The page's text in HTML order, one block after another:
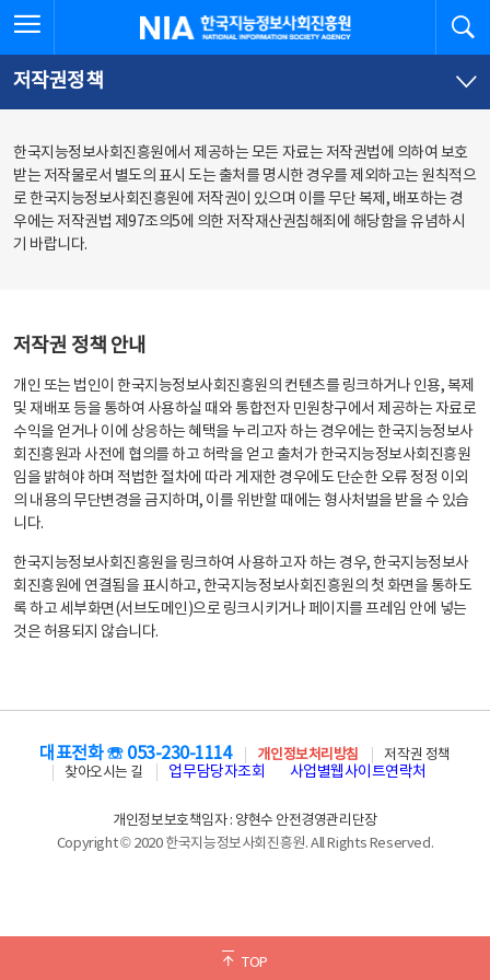
문
로
가
체
뉴
바
가
한국지능정보사회진흥원
저작권정책
한국지능정보사회진흥원에서 제공하는 모든 자료는 저작권법에 의하여 보호
받는 저작물로서 별도의 표시 도는 출처를 명시한 경우를 제외하고는 원칙적으
로 한국지능정보사회진흥원에 저작권이 있으며 이를 무단 복제, 배포하는 경
우에는 저작권법 제97조의5에 의한 저작재산권침해죄에 해당함을 유념하시
기 바랍니다.
저작권 정책 안내
개인 또는 법인이 한국지능정보사회진흥원의 컨텐츠를 링크하거나 인용, 복제
및 재배포 등을 통하여 사용하실 때와 통합전자 민원창구에서 제공하는 자료로
수익을 얻거나 이에 상응하는 혜택을 누리고자 하는 경우에는 한국지능정보사
회진흥원과 사전에 협의를 하고 허락을 얻고 출처가 한국지능정보사회진흥원
임을 밝혀야 하며 적법한 절차에 따라 게재한 경우에도 단순한 오류 정정 이외
의 내용의 무단변경을 금지하며, 이를 위반할 때에는 형사처벌을 받을 수 있습
니다.
한국지능정보사회진흥원을 링크하여 사용하고자 하는 경우, 한국지능정보사
회진흥원에 연결됨을 표시하고, 한국지능정보사회진흥원의 첫 화면을 통하도
록 하고 세부화면(서브도메인)으로 링크시키거나 페이지를 프레임 안에 넣는
것은 허용되지 않습니다.
TOP
대표전화 ☏ 053-230-1114 개인정보처리방침
저작권 정책
찾아오시는 길
업무담당자조회 사업별웹사이트연락처
개인정보보호책임자 : 양현수 안전경영관리단장
Copyright © 2020 한국지능정보사회진흥원. All Rights Reserved.